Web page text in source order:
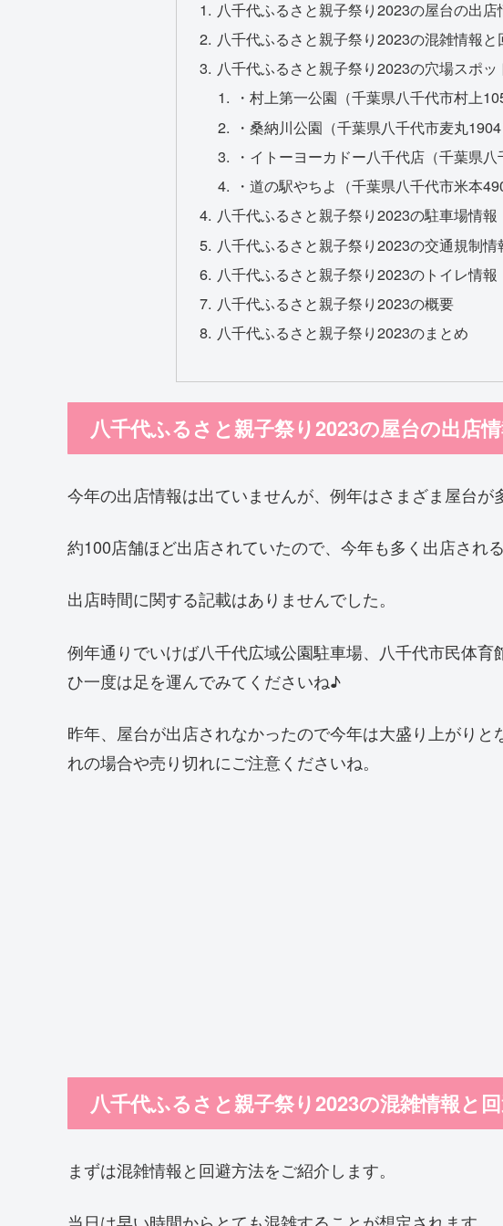
八千代ふるさと親子祭り2023の屋台の出店
八千代ふるさと親子祭り2023の混雑情報と
八千代ふるさと親子祭り2023の穴場スポッ
・村上第一公園（千葉県八千代市村上
・桑納川公園（千葉県八千代市麦丸1904
・イトーヨーカドー八千代店（千葉県八
・道の駅やちよ（千葉県八千代市米本
八千代ふるさと親子祭り2023の駐車場情報
八千代ふるさと親子祭り2023の交通規制情
八千代ふるさと親子祭り2023のトイレ情報
八千代ふるさと親子祭り2023の概要
八千代ふるさと親子祭り2023のまとめ
八千代ふるさと親子祭り2023の屋台の出店
今年の出店情報は出ていませんが、例年はさまざま屋台が
約100店舗ほど出店されていたので、今年も多く出店され
出店時間に関する記載はありませんでした。
例年通りでいけば八千代広域公園駐車場、八千代市民体
ひ一度は足を運んでみてくださいね♪
昨年、屋台が出店されなかったので今年は大盛り上がり
れの場合や売り切れにご注意くださいね。
八千代ふるさと親子祭り2023の混雑情報と
まずは混雑情報と回避方法をご紹介します。